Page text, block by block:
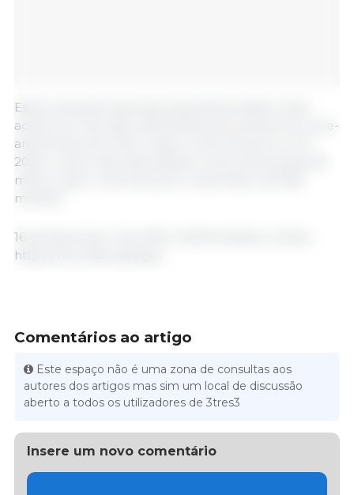
Estas reduções das taxas aduaneiras darão maior
acesso ao mercado vietnamita aos produtores norte-
americanos de milho, trigo e carne de porco. Em
2020, o valor das exportações norte-americanas de
milho, trigo e carne de porco ascendeu a $ 228
milhões.
16 de Novembro de 2021/ USDA/ Estados Unidos.
https://www.fas.usda.gov
Comentários ao artigo
Este espaço não é uma zona de consultas aos
autores dos artigos mas sim um local de discussão
aberto a todos os utilizadores de 3tres3
Insere um novo comentário